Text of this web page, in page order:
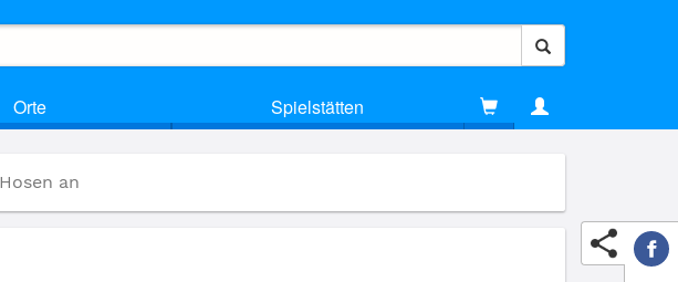
Orte Spielstätten
an